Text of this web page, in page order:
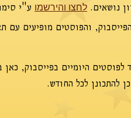
נושאים. לחצו והירשמו ע"י
והפוסטים מופיעים עם
לפוסטים היומיים בפייסבוק,
להתכונן לכל החודש.